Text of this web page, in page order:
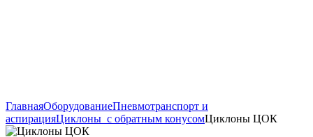
ГлавнаяОборудованиеПневмотранспорт и
аспирацияЦиклоны с обратным конусомЦиклоны ЦОК